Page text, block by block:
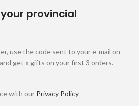
provincial
use the code sent to your e-mail on
get x gifts on your first 3 orders.
with our Privacy Policy